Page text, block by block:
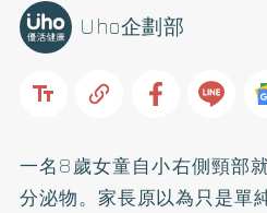
Uho企劃部
一名8歲女童自小右側頸部
分泌物。家長原以為只是單